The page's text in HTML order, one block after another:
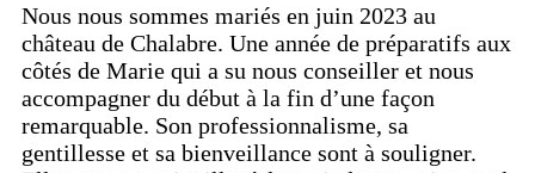
Nous nous sommes mariés en juin 2023 au
château de Chalabre. Une année de préparatifs aux
côtés de Marie qui a su nous conseiller et nous
accompagner du début à la fin d’une façon
remarquable. Son professionnalisme, sa
gentillesse et sa bienveillance sont à souligner.